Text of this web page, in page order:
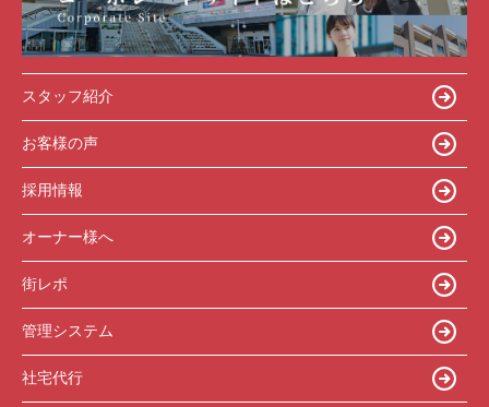
スタッフ紹介
お客様の声
採用情報
オーナー様へ
街レポ
管理システム
社宅代行